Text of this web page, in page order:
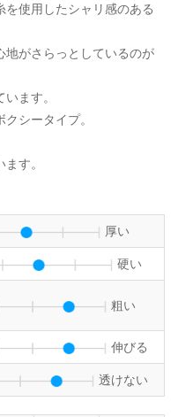
使用したシャリ感のある
地がさらっとしているのが
ます。
シータイプ。
す。
厚い
硬い
粗い
伸びる
透けない